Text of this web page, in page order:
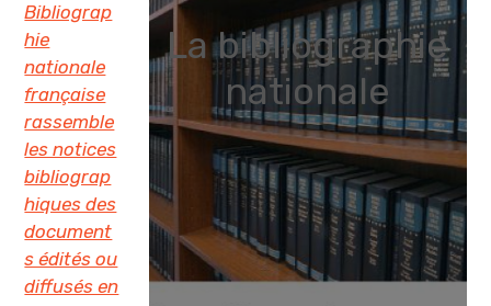
La bibliographie
nationale
Bibliograp
hie
nationale
française
rassemble
les notices
bibliograp
hiques des
document
s édités ou
diffusés en